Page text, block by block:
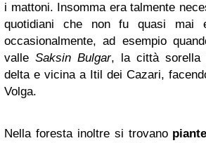
i mattoni. Insomma era talmente
quotidiani che non fu quasi mai
occasionalmente, ad esempio
valle Saksin Bulgar, la città sorella
delta e vicina a Itil dei Cazari,
Volga.
Nella foresta inoltre si trovano piante